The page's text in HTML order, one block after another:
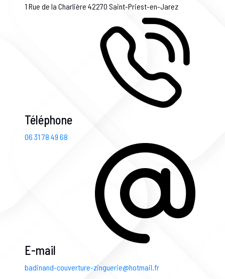
1 Rue de la Charlière 42270 Saint-Priest-en-Jarez
Téléphone
06 31 78 49 68
E-mail
badinand-couverture-zinguerie@hotmail.fr